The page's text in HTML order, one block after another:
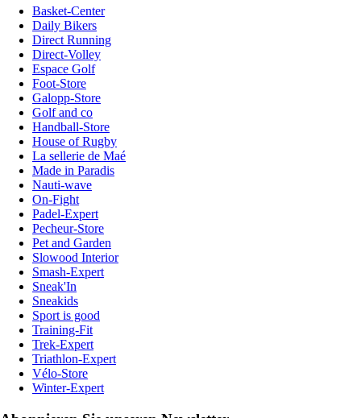
Basket-Center
Daily Bikers
Direct Running
Direct-Volley
Espace Golf
Foot-Store
Galopp-Store
Golf and co
Handball-Store
House of Rugby
La sellerie de Maé
Made in Paradis
Nauti-wave
On-Fight
Padel-Expert
Pecheur-Store
Pet and Garden
Slowood Interior
Smash-Expert
Sneak'In
Sneakids
Sport is good
Training-Fit
Trek-Expert
Triathlon-Expert
Vélo-Store
Winter-Expert